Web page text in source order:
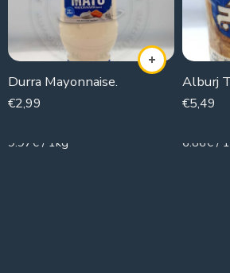
Durra Mayonnaise.
€2,99
9.97€ / 1kg
Alburj
€5,49
6.86€ /